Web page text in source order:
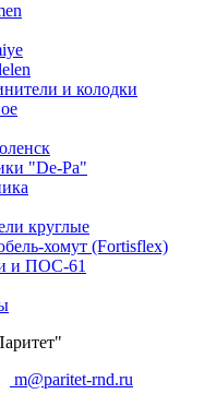
и колодки
"De-Pa"
круглые
хомут (Fortisflex)
и ПОС-61
m@paritet-rnd.ru